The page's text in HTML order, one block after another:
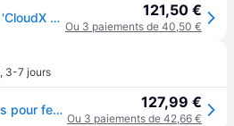
On Chaussure de course 'CloudX 4' ivoire / gris / noir 121,50 €
Ou 3 paiements de 40,50 €
, 3-7 jours
ON Chaussures de fitness pour femmes Cloud X4 blanc | 37 1/2 127,99 €
Ou 3 paiements de 42,66 €